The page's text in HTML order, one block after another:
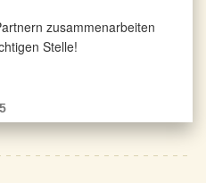
zusammenarbeiten
Stelle!